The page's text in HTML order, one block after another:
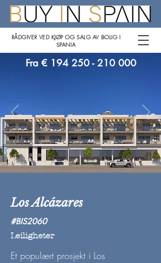
RÅDGIVER VED KJØP OG SALG AV BOLIG I
SPANIA
Fra € 194 250 - 210 000
Los Alcázares
#BIS2060
Leiligheter
Et populært prosjekt i Los